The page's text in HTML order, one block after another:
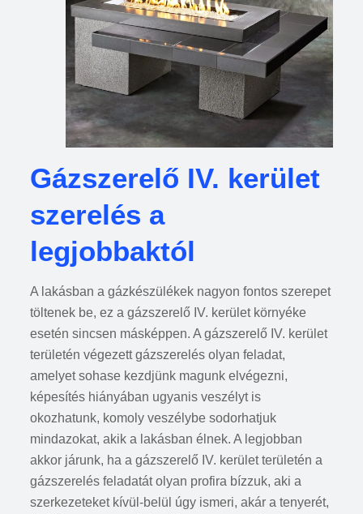
Gázszerelő IV. kerület
szerelés a
legjobbaktól
A lakásban a gázkészülékek nagyon fontos szerepet
töltenek be, ez a gázszerelő IV. kerület környéke
esetén sincsen másképpen. A gázszerelő IV. kerület
területén végezett gázszerelés olyan feladat,
amelyet sohase kezdjünk magunk elvégezni,
képesítés hiányában ugyanis veszélyt is
okozhatunk, komoly veszélybe sodorhatjuk
mindazokat, akik a lakásban élnek. A legjobban
akkor járunk, ha a gázszerelő IV. kerület területén a
gázszerelés feladatát olyan profira bízzuk, aki a
szerkezeteket kívül-belül úgy ismeri, akár a tenyerét,